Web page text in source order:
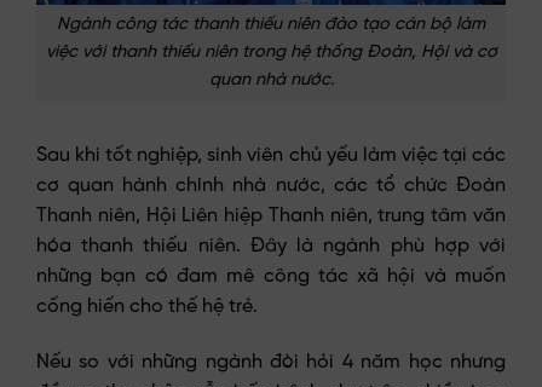
Ngành công tác thanh thiếu niên đào tạo cán bộ làm
việc với thanh thiếu niên trong hệ thống Đoàn, Hội và cơ
quan nhà nước.
Sau khi tốt nghiệp, sinh viên chủ yếu làm việc tại các
cơ quan hành chính nhà nước, các tổ chức Đoàn
Thanh niên, Hội Liên hiệp Thanh niên, trung tâm văn
hóa thanh thiếu niên. Đây là ngành phù hợp với
những bạn có đam mê công tác xã hội và muốn
cống hiến cho thế hệ trẻ.
Nếu so với những ngành đòi hỏi 4 năm học nhưng